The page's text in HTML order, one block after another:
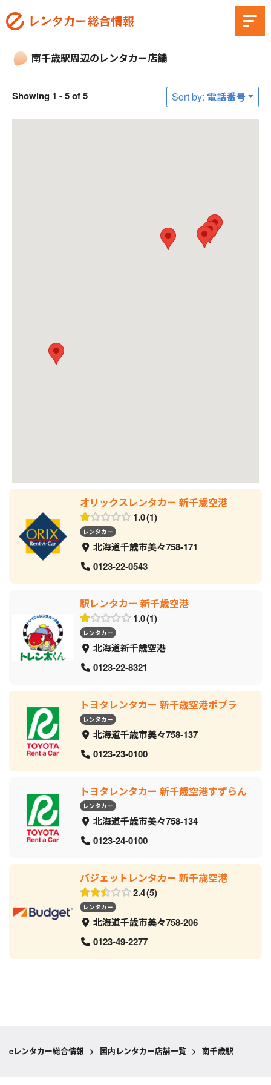
南千歳駅周辺のレンタカー店舗
Showing 1 - 5 of 5 Sort by: 電話番号
オリックスレンタカー 新千歳空港
1.0 1
レンタカー
北海道千歳市美々758-171
0123-22-0543
駅レンタカー 新千歳空港
1.0 1
レンタカー
北海道新千歳空港
0123-22-8321
トヨタレンタカー 新千歳空港ポプラ
レンタカー
北海道千歳市美々758-137
0123-23-0100
トヨタレンタカー 新千歳空港すずらん
レンタカー
北海道千歳市美々758-134
0123-24-0100
バジェットレンタカー 新千歳空港
2.4 5
レンタカー
北海道千歳市美々758-206
0123-49-2277
eレンタカー総合情報 > 国内レンタカー店舗一覧 > 南千歳駅